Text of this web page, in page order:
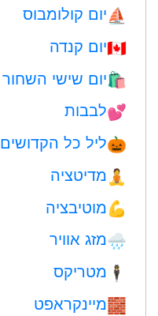
⛵️יום קולומבוס
🇨🇦יום קנדה
🛍יום שישי השחור
💕לבבות
🎃ליל כל הקדושים
🧘 מדיטציה
💪מוטיבציה
🌧מזג אוויר
🕴️ מטריקס
🧱מיינקראפט